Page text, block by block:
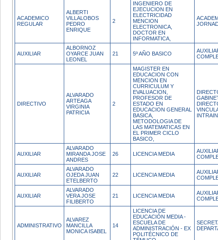
ACADEMICO
REGULAR
ALBERTI
VILLALOBOS
PEDRO
ENRIQUE
2
INGENIERO DE
EJECUCION EN
ELECTRICIDAD
MENCION
ELECTRONICA,
DOCTOR EN
INFORMATICA,
AUXILIAR
ALBORNOZ
OYARCE JUAN
LEONEL
21 5º AÑO BASICO
DIRECTIVO
ALVARADO
ARTEAGA
VIRGINIA
PATRICIA
2
MAGISTER EN
EDUCACION CON
MENCION EN
CURRICULUM Y
EVALUACION,
PROFESOR DE
ESTADO EN
EDUCACION GENERAL
BASICA,
METODOLOGIA DE
LAS MATEMATICAS EN
EL PRIMER CICLO
BASICO,
AUXILIAR
ALVARADO
MIRANDA JOSE
ANDRES
26 LICENCIA MEDIA
AUXILIAR
ALVARADO
OJEDA JUAN
ETELBERTO
22 LICENCIA MEDIA
AUXILIAR
ALVARADO
VERA JOSE
FILIBERTO
21 LICENCIA MEDIA
ADMINISTRATIVO
ALVAREZ
MANCILLA
MONICA ISABEL
14
LICENCIA DE
EDUCACIÓN MEDIA -
ESCUELA DE
ADMINISTRACIÓN - EX
POLITÉCNICO DE